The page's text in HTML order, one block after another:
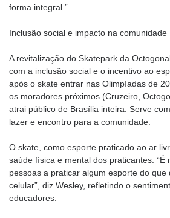
forma integral.”
Inclusão social e impacto na comunidade
A revitalização do Skatepark da
com a inclusão social e o incentivo ao
após o skate entrar nas Olimpíadas de
os moradores próximos (Cruzeiro,
atrai público de Brasília inteira. Serve
lazer e encontro para a comunidade.
O skate, como esporte praticado ao ar
saúde física e mental dos praticantes. “É
pessoas a praticar algum esporte do que
celular”, diz Wesley, refletindo o
educadores.